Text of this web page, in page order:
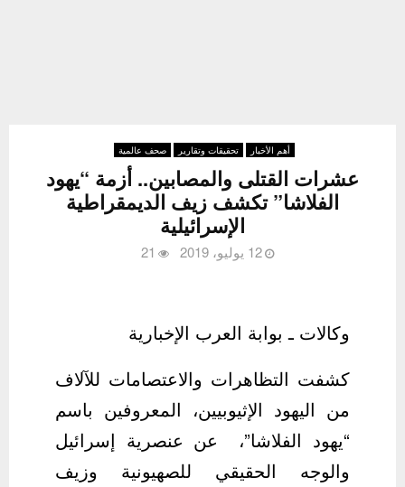
أهم الأخبار تحقيقات وتقارير صحف عالمية
عشرات القتلى والمصابين.. أزمة “يهود
الفلاشا” تكشف زيف الديمقراطية
الإسرائيلية
12 يوليو، 2019 21
وكالات ـ بوابة العرب الإخبارية
كشفت التظاهرات والاعتصامات للآلاف
من اليهود الإثيوبيين، المعروفين باسم
“يهود الفلاشا”، عن عنصرية إسرائيل
والوجه الحقيقي للصهيونية وزيف